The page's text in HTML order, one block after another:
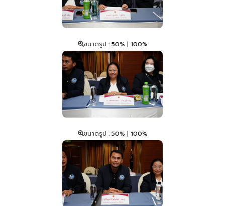
ขนาดรูป : 50% | 100%
ขนาดรูป : 50% | 100%